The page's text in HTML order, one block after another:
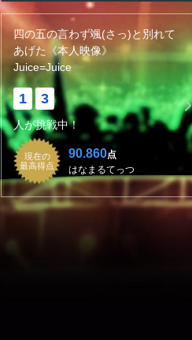
四の五の言わず颯(さっ)と別れて
あげた《本人映像》
Juice=Juice
1 3
人が挑戦中！
現在の
最高得点
90.860点
はなまるてっつ